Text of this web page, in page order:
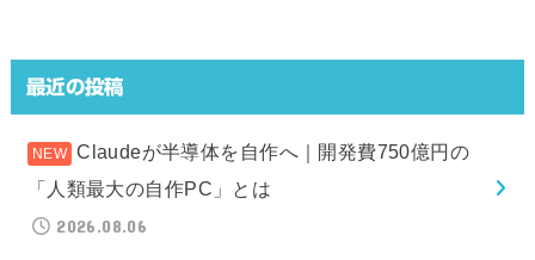
最近の投稿
Claudeが半導体を自作へ｜開発費750億円の
「人類最大の自作PC」とは
2026.08.06